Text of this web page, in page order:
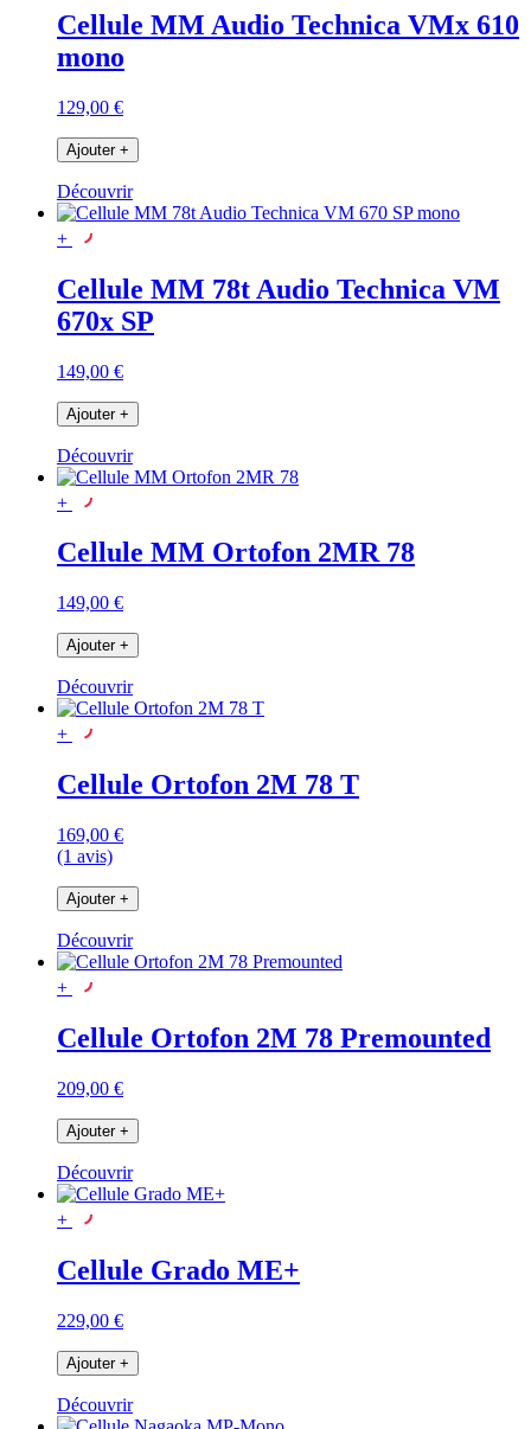
Cellule MM Audio Technica VMx 610
mono
129,00 €
Ajouter +
Découvrir
+
Cellule MM 78t Audio Technica VM
670x SP
149,00 €
Ajouter +
Découvrir
+
Cellule MM Ortofon 2MR 78
149,00 €
Ajouter +
Découvrir
+
Cellule Ortofon 2M 78 T
169,00 €
(1 avis)
Ajouter +
Découvrir
+
Cellule Ortofon 2M 78 Premounted
209,00 €
Ajouter +
Découvrir
+
Cellule Grado ME+
229,00 €
Ajouter +
Découvrir